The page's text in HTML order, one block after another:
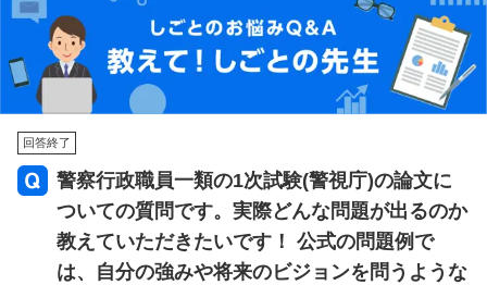
回答終了
警察行政職員一類の1次試験(警視庁)の論文に
ついての質問です。実際どんな問題が出るのか
教えていただきたいです！ 公式の問題例で
は、自分の強みや将来のビジョンを問うような